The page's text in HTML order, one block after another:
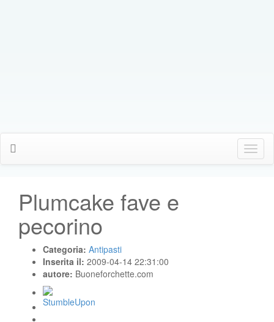
Click
Me
Plumcake fave e
pecorino
Categoria: Antipasti
Inserita il: 2009-04-14 22:31:00
autore: Buoneforchette.com